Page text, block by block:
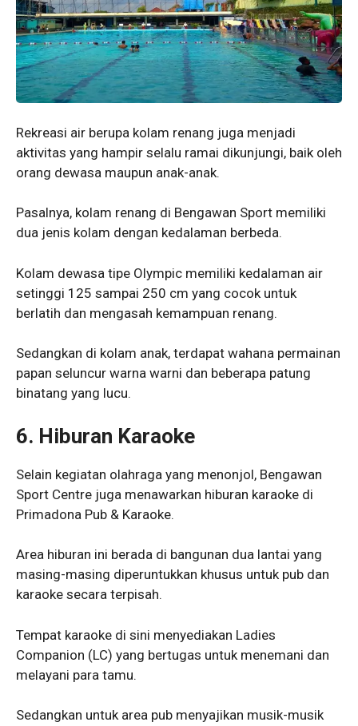
Rekreasi air berupa kolam renang juga menjadi
aktivitas yang hampir selalu ramai dikunjungi, baik oleh
orang dewasa maupun anak-anak.
Pasalnya, kolam renang di Bengawan Sport memiliki
dua jenis kolam dengan kedalaman berbeda.
Kolam dewasa tipe Olympic memiliki kedalaman air
setinggi 125 sampai 250 cm yang cocok untuk
berlatih dan mengasah kemampuan renang.
Sedangkan di kolam anak, terdapat wahana permainan
papan seluncur warna warni dan beberapa patung
binatang yang lucu.
6. Hiburan Karaoke
Selain kegiatan olahraga yang menonjol, Bengawan
Sport Centre juga menawarkan hiburan karaoke di
Primadona Pub & Karaoke.
Area hiburan ini berada di bangunan dua lantai yang
masing-masing diperuntukkan khusus untuk pub dan
karaoke secara terpisah.
Tempat karaoke di sini menyediakan Ladies
Companion (LC) yang bertugas untuk menemani dan
melayani para tamu.
Sedangkan untuk area pub menyajikan musik-musik